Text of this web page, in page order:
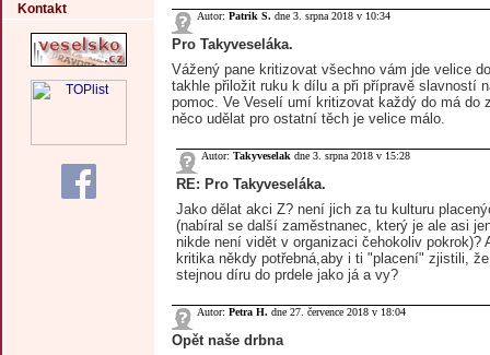
Kontakt
Autor: Patrik S. dne 3. srpna 2018 v 10:34
Pro Takyveseláka.
Vážený pane kritizovat všechno vám jde velice
takhle přiložit ruku k dílu a při přípravě slavností
pomoc. Ve Veselí umí kritizovat každý do má do
něco udělat pro ostatní těch je velice málo.
Autor: Takyveselak dne 3. srpna 2018 v 15:28
RE: Pro Takyveseláka.
Jako dělat akci Z? není jich za tu kulturu
(nabíral se další zaměstnanec, který je ale asi
nikde není vidět v organizaci čehokoliv pokrok)?
kritika někdy potřebná,aby i ti "placení" zjistili,
stejnou díru do prdele jako já a vy?
Autor: Petra H. dne 27. července 2018 v 18:04
Opět naše drbna